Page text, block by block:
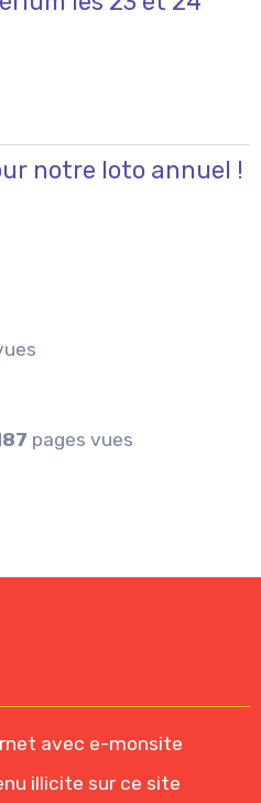
notre loto annuel !
pages vues
avec e-monsite
illicite sur ce site